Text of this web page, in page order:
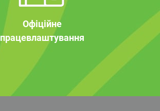
Офіційне
працевлаштування